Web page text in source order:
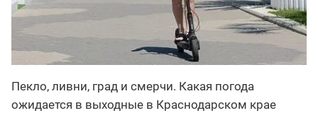
Пекло, ливни, град и смерчи. Какая погода
ожидается в выходные в Краснодарском крае